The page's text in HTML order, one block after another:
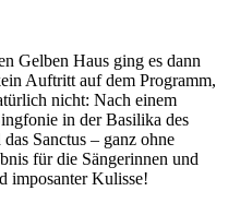
Gelben Haus ging es dann
Auftritt auf dem Programm,
nicht: Nach einem
in der Basilika des
Sanctus – ganz ohne
für die Sängerinnen und
imposanter Kulisse!